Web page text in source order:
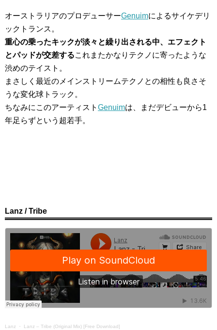
オーストラリアのプロデューサーGenuimによるサイケデリ
ックトランス。
重心の乗ったキックが淡々と繰り出される中、エフェクト
とパッドが交差するこれまたかなりテクノに寄ったような
渋めのテイスト。
まさしく最近のメインストリームテクノとの相性も良さそ
うな変化球トラック。
ちなみにこのアーティスト Genuimは、まだデビューから1
年足らずという超若手。
Lanz / Tribe
Lanz ・ Lanz – Tribe (Original Mix) [Free Download]